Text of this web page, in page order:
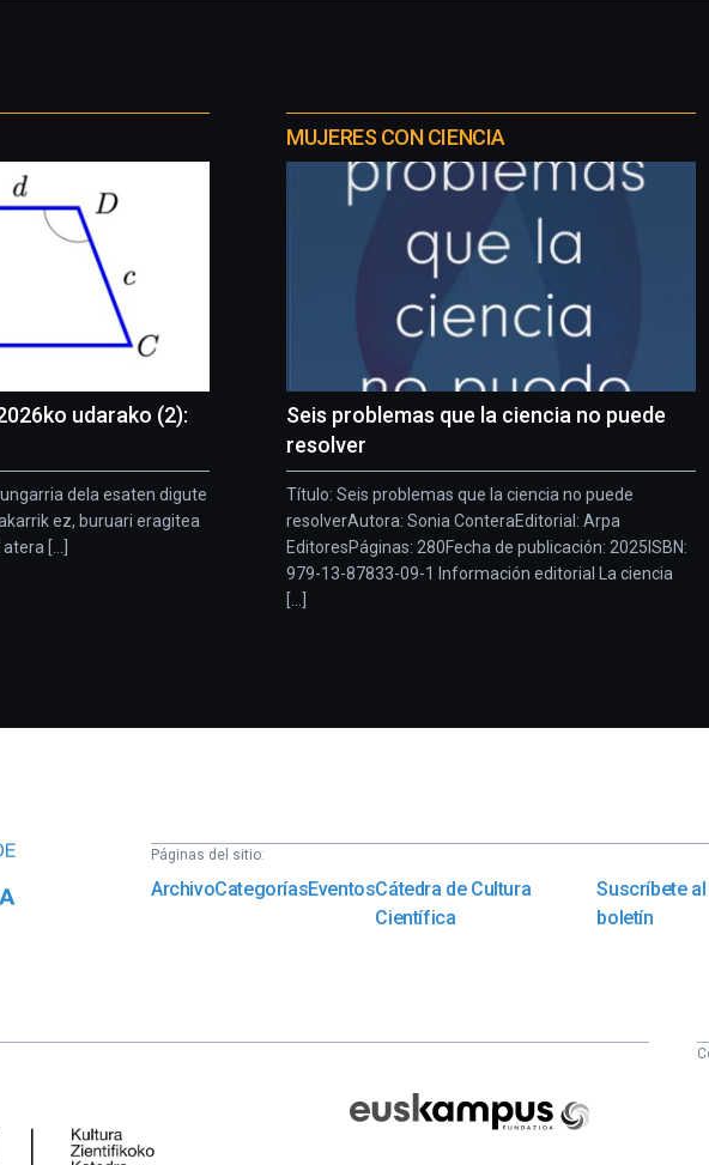
udarako (2):
dela esaten digute
ez, buruari eragitea
[...]
MUJERES CON CIENCIA
Seis problemas que la ciencia no puede
resolver
Título: Seis problemas que la ciencia no puede
resolverAutora: Sonia ConteraEditorial: Arpa
EditoresPáginas: 280Fecha de publicación: 2025ISBN:
979-13-87833-09-1 Información editorial La ciencia
[...]
Páginas del sitio:
ArchivoCategoríasEventosCátedra de Cultura
Científica
Suscríbete al
boletín
Fundazioa